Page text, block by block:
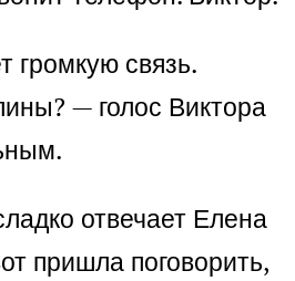
громкую связь.
— голос Виктора
отвечает Елена
пришла поговорить,